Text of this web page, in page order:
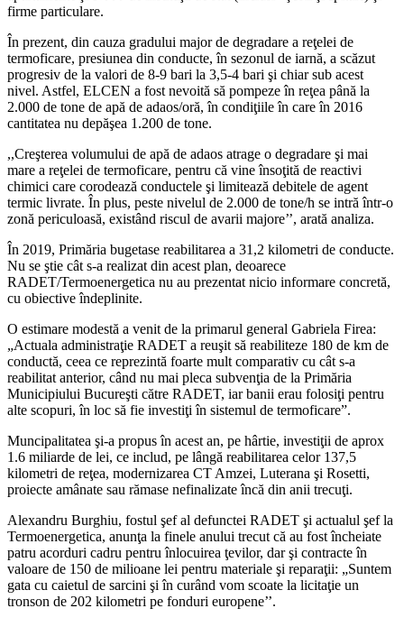
firme particulare.
În prezent, din cauza gradului major de degradare a reţelei de
termoficare, presiunea din conducte, în sezonul de iarnă, a scăzut
progresiv de la valori de 8-9 bari la 3,5-4 bari şi chiar sub acest
nivel. Astfel, ELCEN a fost nevoită să pompeze în reţea până la
2.000 de tone de apă de adaos/oră, în condiţiile în care în 2016
cantitatea nu depăşea 1.200 de tone.
,,Creşterea volumului de apă de adaos atrage o degradare şi mai
mare a reţelei de termoficare, pentru că vine însoţită de reactivi
chimici care corodează conductele şi limitează debitele de agent
termic livrate. În plus, peste nivelul de 2.000 de tone/h se intră într-o
zonă periculoasă, existând riscul de avarii majore’’, arată analiza.
În 2019, Primăria bugetase reabilitarea a 31,2 kilometri de conducte.
Nu se ştie cât s-a realizat din acest plan, deoarece
RADET/Termoenergetica nu au prezentat nicio informare concretă,
cu obiective îndeplinite.
O estimare modestă a venit de la primarul general Gabriela Firea:
„Actuala administraţie RADET a reuşit să reabiliteze 180 de km de
conductă, ceea ce reprezintă foarte mult comparativ cu cât s-a
reabilitat anterior, când nu mai pleca subvenţia de la Primăria
Municipiului Bucureşti către RADET, iar banii erau folosiţi pentru
alte scopuri, în loc să fie investiţi în sistemul de termoficare”.
Muncipalitatea şi-a propus în acest an, pe hârtie, investiţii de aprox
1.6 miliarde de lei, ce includ, pe lângă reabilitarea celor 137,5
kilometri de reţea, modernizarea CT Amzei, Luterana şi Rosetti,
proiecte amânate sau rămase nefinalizate încă din anii trecuţi.
Alexandru Burghiu, fostul şef al defunctei RADET şi actualul şef la
Termoenergetica, anunţa la finele anului trecut că au fost încheiate
patru acorduri cadru pentru înlocuirea ţevilor, dar şi contracte în
valoare de 150 de milioane lei pentru materiale şi reparaţii: „Suntem
gata cu caietul de sarcini şi în curând vom scoate la licitaţie un
tronson de 202 kilometri pe fonduri europene’’.